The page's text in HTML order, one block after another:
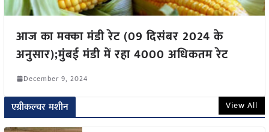
आज का मक्का मंडी रेट (09 दिसंबर 2024 के
अनुसार);मुंबई मंडी में रहा 4000 अधिकतम रेट
December 9, 2024
एग्रीकल्चर मशीन View All